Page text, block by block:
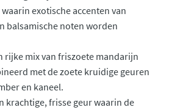
exotische accenten van
balsamische noten worden
rijke mix van friszoete mandarijn
met de zoete kruidige geuren
en kaneel.
krachtige, frisse geur waarin de